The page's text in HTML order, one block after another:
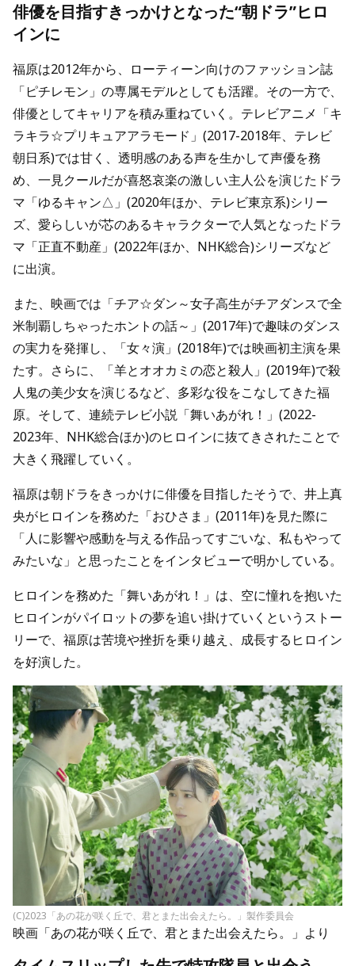
俳優を目指すきっかけとなった“朝ドラ”ヒロ
インに
福原は2012年から、ローティーン向けのファッション誌
「ピチレモン」の専属モデルとしても活躍。その一方で、
俳優としてキャリアを積み重ねていく。テレビアニメ「キ
ラキラ☆プリキュアアラモード」(2017-2018年、テレビ
朝日系)では甘く、透明感のある声を生かして声優を務
め、一見クールだが喜怒哀楽の激しい主人公を演じたドラ
マ「ゆるキャン△」(2020年ほか、テレビ東京系)シリー
ズ、愛らしいが芯のあるキャラクターで人気となったドラ
マ「正直不動産」(2022年ほか、NHK総合)シリーズなど
に出演。
また、映画では「チア☆ダン～女子高生がチアダンスで全
米制覇しちゃったホントの話～」(2017年)で趣味のダンス
の実力を発揮し、「女々演」(2018年)では映画初主演を果
たす。さらに、「羊とオオカミの恋と殺人」(2019年)で殺
人鬼の美少女を演じるなど、多彩な役をこなしてきた福
原。そして、連続テレビ小説「舞いあがれ！」(2022-
2023年、NHK総合ほか)のヒロインに抜てきされたことで
大きく飛躍していく。
福原は朝ドラをきっかけに俳優を目指したそうで、井上真
央がヒロインを務めた「おひさま」(2011年)を見た際に
「人に影響や感動を与える作品ってすごいな、私もやって
みたいな」と思ったことをインタビューで明かしている。
ヒロインを務めた「舞いあがれ！」は、空に憧れを抱いた
ヒロインがパイロットの夢を追い掛けていくというストー
リーで、福原は苦境や挫折を乗り越え、成長するヒロイン
を好演した。
(C)2023「あの花が咲く丘で、君とまた出会えたら。」製作委員会
映画「あの花が咲く丘で、君とまた出会えたら。」より